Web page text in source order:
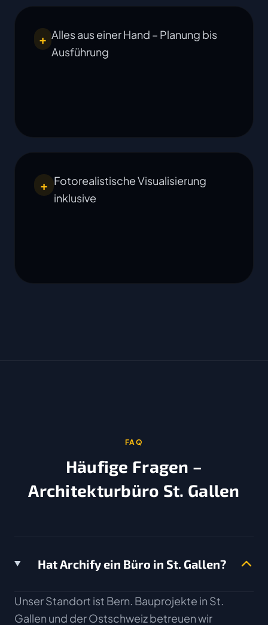
+ Alles aus einer Hand – Planung bis
Ausführung
+ Fotorealistische Visualisierung
inklusive
FAQ
Häufige Fragen –
Architekturbüro St. Gallen
Hat Archify ein Büro in St. Gallen?
Unser Standort ist Bern. Bauprojekte in St.
Gallen und der Ostschweiz betreuen wir